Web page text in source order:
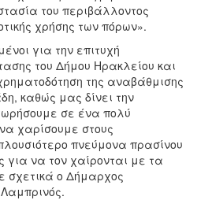
του περιβάλλοντος
χρήσης των πόρων».
για την επιτυχή
του Δήμου Ηρακλείου και
της αναβάθμισης
καθώς μας δίνει την
σε ένα πολύ
χαρίσουμε στους
πνεύμονα πρασίνου
για να τον χαίρονται με τα
σχετικά ο Δήμαρχος